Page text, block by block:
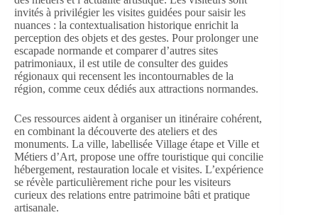
invités à privilégier les visites guidées pour saisir les
nuances : la contextualisation historique enrichit la
perception des objets et des gestes. Pour prolonger une
escapade normande et comparer d’autres sites
patrimoniaux, il est utile de consulter des guides
régionaux qui recensent les incontournables de la
région, comme ceux dédiés aux attractions normandes.
Ces ressources aident à organiser un itinéraire cohérent,
en combinant la découverte des ateliers et des
monuments. La ville, labellisée Village étape et Ville et
Métiers d’Art, propose une offre touristique qui concilie
hébergement, restauration locale et visites. L’expérience
se révèle particulièrement riche pour les visiteurs
curieux des relations entre patrimoine bâti et pratique
artisanale.